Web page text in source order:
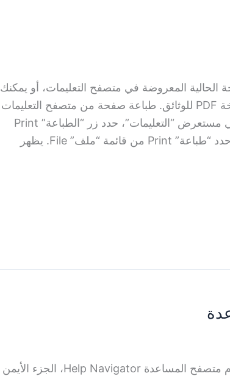
الحالية المعروضة في متصفح التعليمات، أو يمكنك
طباعة صفحة لكتاب كامل من نسخة PDF للوثائق. طباعة صفحة من متصفح التعليمات
لطباعة الصفحة المعروضة حاليًا في مستعرض “التعليمات”، حدد زر “الطباعة” Print
من شريط أدوات جزء العرض، أو حدد “طباعة” Print من قائمة “ملف” File. يظهر
استخدام متصفح المساعدة استخدم متصفح المساعدة Help Navigator، الجزء الأيمن